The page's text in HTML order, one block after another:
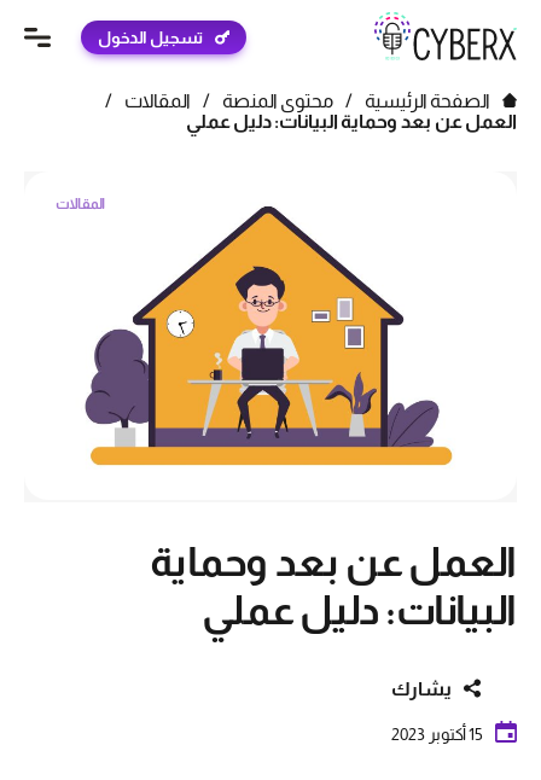
تسجيل الدخول
الصفحة الرئيسية / محتوى المنصة / المقالات
/
العمل عن بعد وحماية البيانات: دليل عملي
المقالات
العمل عن بعد وحماية
البيانات: دليل عملي
يشارك
15 أكتوبر 2023